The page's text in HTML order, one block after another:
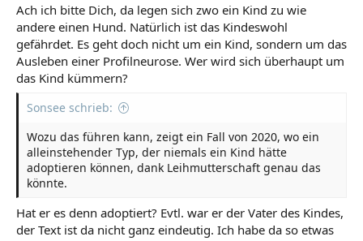
Ach ich bitte Dich, da legen sich zwo ein Kind zu wie
andere einen Hund. Natürlich ist das Kindeswohl
gefährdet. Es geht doch nicht um ein Kind, sondern um das
Ausleben einer Profilneurose. Wer wird sich überhaupt um
das Kind kümmern?
Sonsee schrieb:
Wozu das führen kann, zeigt ein Fall von 2020, wo ein
alleinstehender Typ, der niemals ein Kind hätte
adoptieren können, dank Leihmutterschaft genau das
könnte.
Hat er es denn adoptiert? Evtl. war er der Vater des Kindes,
der Text ist da nicht ganz eindeutig. Ich habe da so etwas